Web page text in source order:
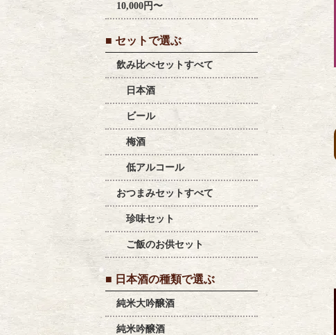
10,000円〜
■ セットで選ぶ
飲み比べセットすべて
日本酒
ビール
梅酒
低アルコール
おつまみセットすべて
珍味セット
ご飯のお供セット
■ 日本酒の種類で選ぶ
純米大吟醸酒
純米吟醸酒